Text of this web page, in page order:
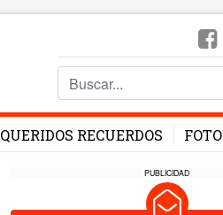
QUERIDOS RECUERDOS
PUBLICIDAD